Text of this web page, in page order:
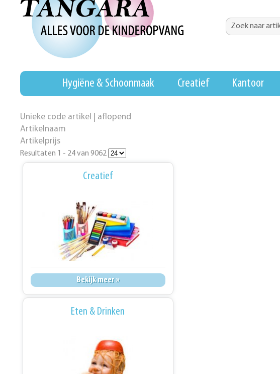
Hygiëne & Schoonmaak Creatief Kantoor
Unieke code artikel | aflopend
Artikelnaam
Artikelprijs
Resultaten 1 - 24 van 9062
Creatief
Bekijk meer »
Eten & Drinken